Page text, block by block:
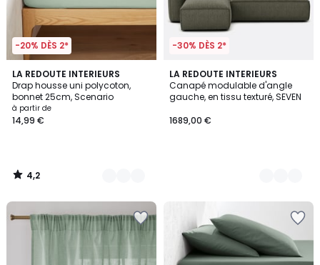
-20% DÈS 2*
LA REDOUTE INTERIEURS
Drap housse uni polycoton,
bonnet 25cm, Scenario
à partir de
14,99 €
4,2
/ 5
15
Couleurs
4,2
/
-30% DÈS 2*
LA REDOUTE INTERIEURS
Canapé modulable d'angle
gauche, en tissu texturé, SEVEN
1689,00 €
5
Couleurs